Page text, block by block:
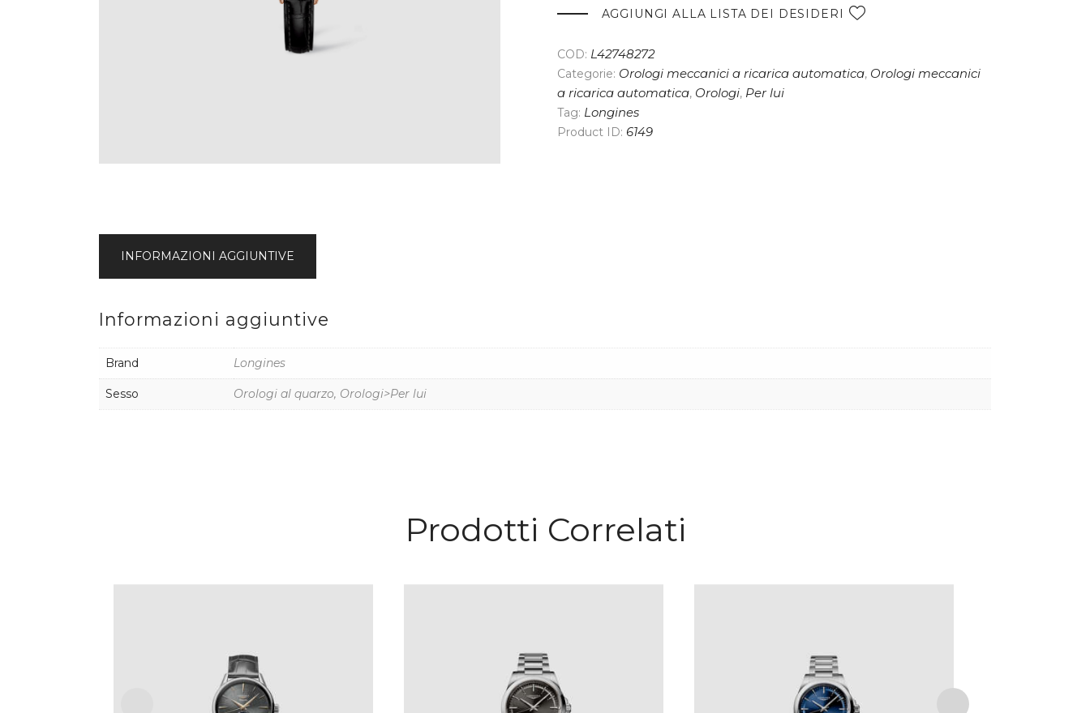
r
t
AGGIUNGI ALLA LISTA DEI DESIDERI
COD: L42748272
Categorie: Orologi meccanici a ricarica automatica, Orologi meccanici
a ricarica automatica, Orologi, Per lui
Tag: Longines
Product ID: 6149
INFORMAZIONI AGGIUNTIVE
Informazioni aggiuntive
Brand Longines
Sesso Orologi al quarzo, Orologi>Per lui
Prodotti Correlati
LONGINES FLAGSHIP HERITAGE
MOONPHASE
LONGINES CONQUEST LONGINES CONQUEST